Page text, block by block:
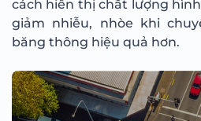
cách hiển thị chất lượng
giảm nhiễu, nhòe khi
băng thông hiệu quả hơn.